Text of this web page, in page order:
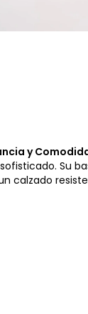
y
Su
calzado